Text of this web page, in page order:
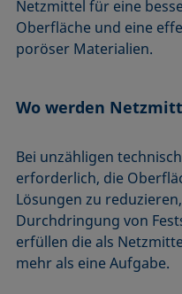
Netzmittel für eine
Oberfläche und eine
poröser Materialien.
Wo werden
Bei unzähligen
erforderlich, die
Lösungen zu
Durchdringung von
erfüllen die als
mehr als eine Aufgabe.